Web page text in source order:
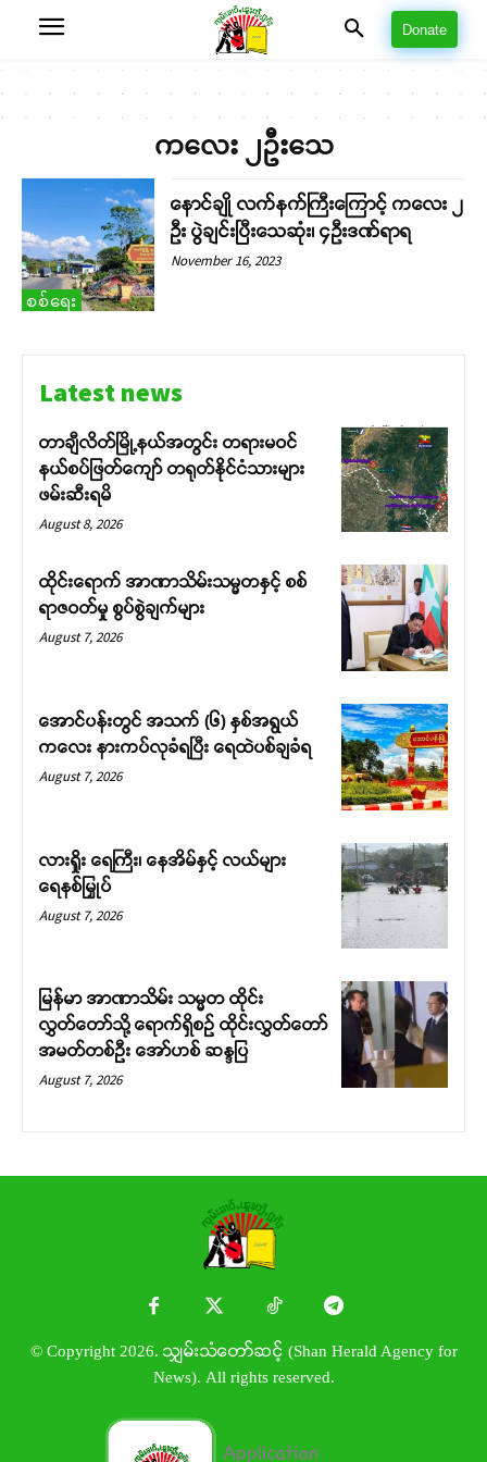
Donate
ကလေး ၂ဦးသေ
စစ်ရေး
နောင်ချို လက်နက်ကြီးကြောင့် ကလေး ၂
ဦး ပွဲချင်းပြီးသေဆုံး၊ ၄ဦးဒဏ်ရာရ
November 16, 2023
Latest news
တာချီလိတ်မြို့နယ်အတွင်း တရားမဝင်
နယ်စပ်ဖြတ်ကျော် တရုတ်နိုင်ငံသားများ
ဖမ်းဆီးရမိ
August 8, 2026
ထိုင်းရောက် အာဏာသိမ်းသမ္မတနှင့် စစ်
ရာဇဝတ်မှု စွပ်စွဲချက်များ
August 7, 2026
အောင်ပန်းတွင် အသက် (၆) နှစ်အရွယ်
ကလေး နားကပ်လုခံရပြီး ရေထဲပစ်ချခံရ
August 7, 2026
လားရှိုး ရေကြီး၊ နေအိမ်နှင့် လယ်များ
ရေနစ်မြှုပ်
August 7, 2026
မြန်မာ အာဏာသိမ်း သမ္မတ ထိုင်း
လွှတ်တော်သို့ ရောက်ရှိစဉ် ထိုင်းလွှတ်တော်
အမတ်တစ်ဦး အော်ဟစ် ဆန္ဒပြ
August 7, 2026
© Copyright 2026. သျှမ်းသံတော်ဆင့် (Shan Herald Agency for
News). All rights reserved.